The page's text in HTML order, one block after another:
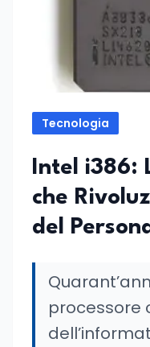
Tecnologia
Intel i386:
che
del
processore